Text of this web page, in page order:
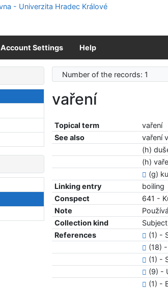
Account Settings Help
Number of the records: 1
vaření
Topical term
vaření
See also
vaření
(h)
(h)
(g)
Linking entry
boiling
Conspect
641 -
Note
Collection kind
References
(1) -
(18)
(1) -
(9) -
(1) -